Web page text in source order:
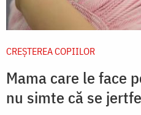
CREŞTEREA COPIILOR
Mama care le face
nu simte că se